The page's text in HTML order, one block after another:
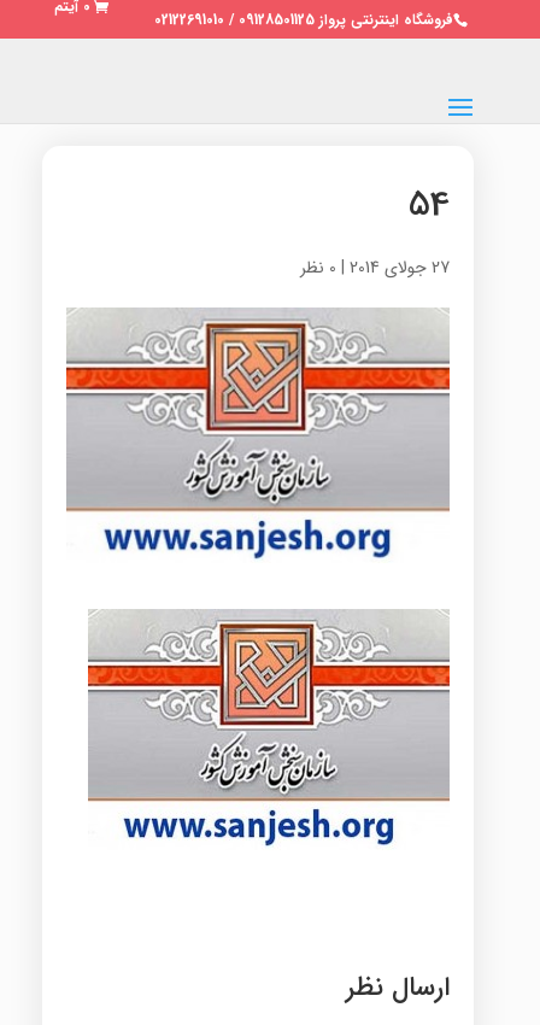
فروشگاه اینترنتی پرواز 09128501125 / 02122691010
0 آیتم
54
27 جولای 2014 | 0 نظر
ارسال نظر